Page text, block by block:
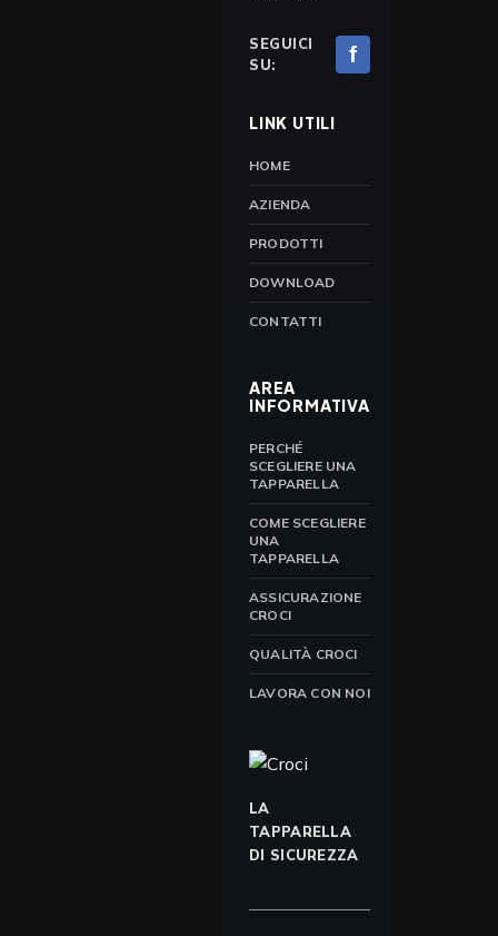
SEGUICI
SU:
f
LINK UTILI
HOME
AZIENDA
PRODOTTI
DOWNLOAD
CONTATTI
AREA
INFORMATIVA
PERCHÉ
SCEGLIERE UNA
TAPPARELLA
COME SCEGLIERE
UNA
TAPPARELLA
ASSICURAZIONE
CROCI
QUALITÀ CROCI
LAVORA CON NOI
LA
TAPPARELLA
DI SICUREZZA